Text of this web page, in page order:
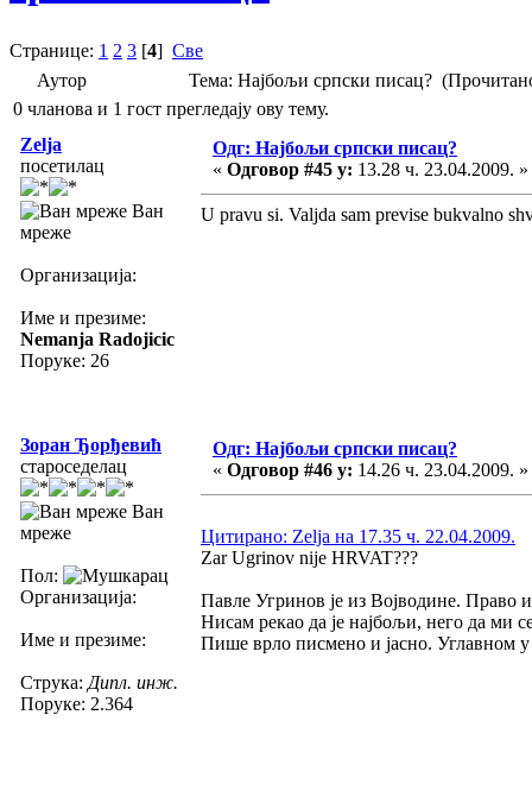
Странице: 1 2 3 [4] Све
Аутор
Тема: Најбољи српски писац?
0 чланова и 1 гост прегледају ову тему.
Zelja
посетилац
Ван
мреже
Организација:
Име и презиме:
Nemanja Radojicic
Поруке: 26
Одг: Најбољи српски писац?
« Одговор #45 у: 13.28 ч. 23.04.2009. »
U pravu si. Valjda sam previse bukvalno
Зоран Ђорђевић
староседелац
Ван
мреже
Пол:
Организација:
Име и презиме:
Струка: Дипл. инж.
Поруке: 2.364
Одг: Најбољи српски писац?
« Одговор #46 у: 14.26 ч. 23.04.2009. »
Цитирано: Zelja на 17.35 ч. 22.04.2009.
Zar Ugrinov nije HRVAT???
Павле Угринов је из Војводине. Право
Нисам рекао да је најбољи, него да ми
Пише врло писмено и јасно. Углавном